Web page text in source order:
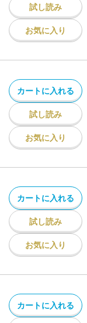
試し読み
お気に入り
カートに入れる
試し読み
お気に入り
カートに入れる
試し読み
お気に入り
カートに入れる